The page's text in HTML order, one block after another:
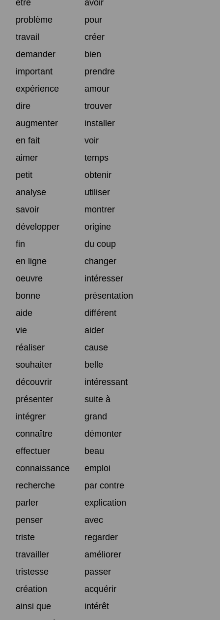
être
avoir
problème
pour
travail
créer
demander
bien
important
prendre
expérience
amour
dire
trouver
augmenter
installer
en fait
voir
aimer
temps
petit
obtenir
analyse
utiliser
savoir
montrer
développer
origine
fin
du coup
en ligne
changer
oeuvre
intéresser
bonne
présentation
aide
différent
vie
aider
réaliser
cause
souhaiter
belle
découvrir
intéressant
présenter
suite à
intégrer
grand
connaître
démonter
effectuer
beau
connaissance
emploi
recherche
par contre
parler
explication
penser
avec
triste
regarder
travailler
améliorer
tristesse
passer
création
acquérir
ainsi que
intérêt